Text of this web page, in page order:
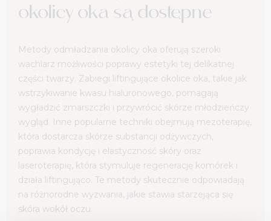
okolicy oka są dostępne
Metody odmładzania okolicy oka oferują szeroki
wachlarz możliwości poprawy estetyki tej delikatnej
części twarzy. Zabiegi liftingujące okolice oka, takie jak
wstrzykiwanie kwasu hialuronowego, pomagają
wygładzić zmarszczki i przywrócić skórze młodzieńczy
wygląd. Inne popularne techniki obejmują mezoterapię,
która dostarcza skórze substancji odżywczych,
poprawia kondycję i elastyczność skóry oraz
laseroterapię, która stymuluje regenerację komórek i
działa liftingująco. Te metody skutecznie odpowiadają
na różnorodne wyzwania, jakie stawia starzejąca się
skóra wokół oczu.